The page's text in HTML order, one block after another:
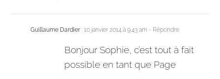
Guillaume Dardier 10 janvier 2014 à 9:43 am - Répondre
Bonjour Sophie, c’est tout à fait
possible en tant que Page